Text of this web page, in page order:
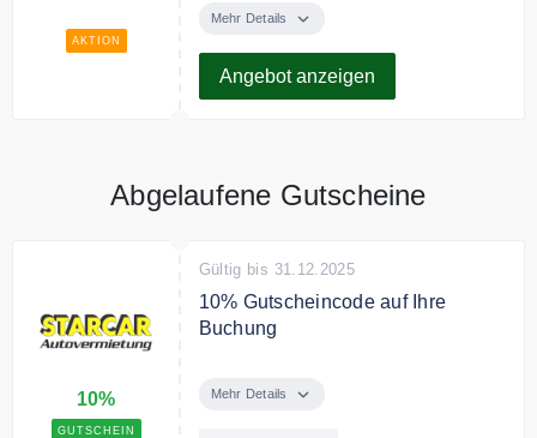
AKTION
Camper schon ab 88€/Tag.
Mehr Details
Angebot anzeigen
Abgelaufene Gutscheine
10%
GUTSCHEIN
Gültig bis 31.12.2025
10% Gutscheincode auf Ihre
Buchung
auf Ihre Buchung.
Mehr Details